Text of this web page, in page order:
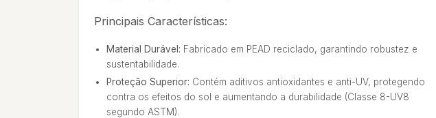
Principais Características:
Material Durável: Fabricado em PEAD reciclado, garantindo robustez e
sustentabilidade.
Proteção Superior: Contém aditivos antioxidantes e anti-UV, protegendo
contra os efeitos do sol e aumentando a durabilidade (Classe 8-UV8
segundo ASTM).